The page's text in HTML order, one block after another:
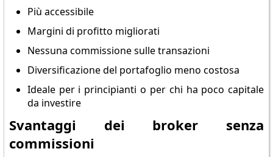
Più accessibile
Margini di profitto migliorati
Nessuna commissione sulle transazioni
Diversificazione del portafoglio meno costosa
Ideale per i principianti o per chi ha poco capitale
da investire
Svantaggi dei broker senza
commissioni